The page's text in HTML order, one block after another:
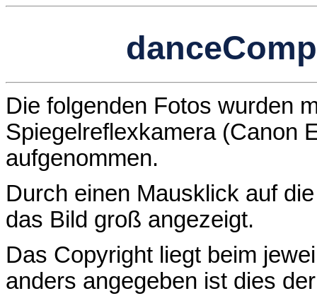
Die folgenden Fotos wurden
Spiegelreflexkamera (Canon
aufgenommen.
Durch einen Mausklick auf
das Bild groß angezeigt.
Das Copyright liegt beim
anders angegeben ist dies